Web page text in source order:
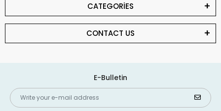
CATEGORİES
CONTACT US
E-Bulletin